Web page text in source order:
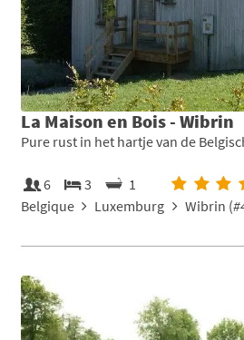
La Maison en Bois - Wibrin
Pure rust in het hartje van de
6 3
1
Belgique
Luxemburg Wibrin (